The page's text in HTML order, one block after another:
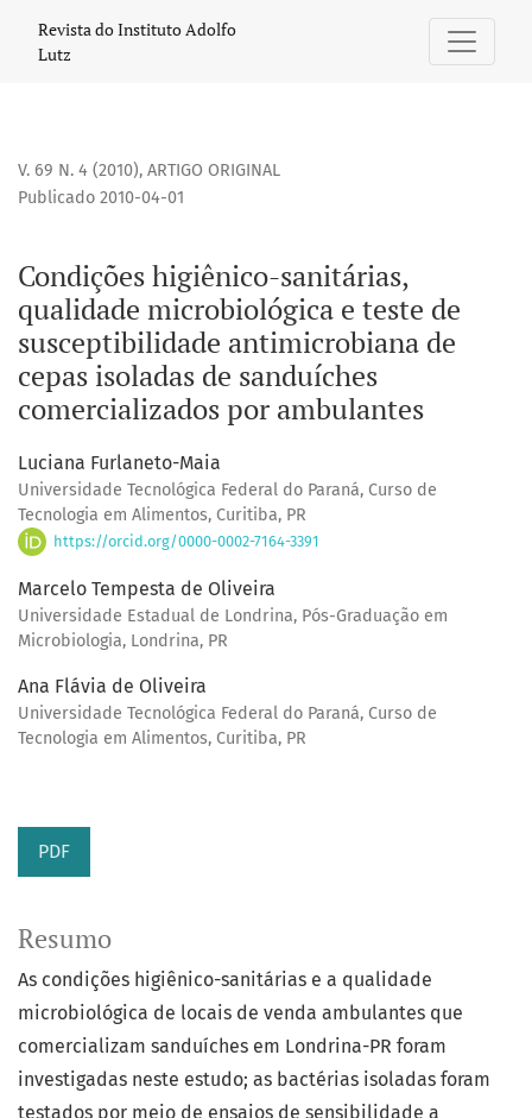
Condições higiênico-sanitárias, qualidade
Revista do Instituto Adolfo
Lutz
V. 69 N. 4 (2010), ARTIGO ORIGINAL
Condições higiênico-sanitárias,
qualidade microbiológica e teste de
susceptibilidade antimicrobiana de
cepas isoladas de sanduíches
comercializados por ambulantes
Publicado 2010-04-01
Luciana Furlaneto-Maia
Universidade Tecnológica Federal do Paraná, Curso de
Tecnologia em Alimentos, Curitiba, PR
https://orcid.org/0000-0002-7164-3391
Marcelo Tempesta de Oliveira
Universidade Estadual de Londrina, Pós-Graduação em
Microbiologia, Londrina, PR
Ana Flávia de Oliveira
Universidade Tecnológica Federal do Paraná, Curso de
Tecnologia em Alimentos, Curitiba, PR
PDF
Resumo
As condições higiênico-sanitárias e a qualidade
microbiológica de locais de venda ambulantes que
comercializam sanduíches em Londrina-PR foram
investigadas neste estudo; as bactérias isoladas foram
testados por meio de ensaios de sensibilidade a